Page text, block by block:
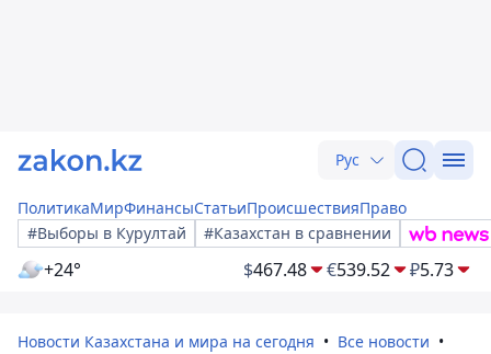
Рус
ПолитикаМирФинансыСтатьиПроисшествияПраво
#Выборы в Курултай
#Казахстан в сравнении
+24° $467.48 €539.52 ₽5.73
Новости Казахстана и мира на сегодня
Все новости